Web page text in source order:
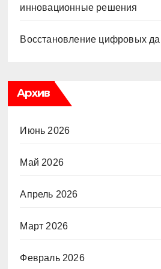
инновационные решения
Восстановление цифровых
Архив
Июнь 2026
Май 2026
Апрель 2026
Март 2026
Февраль 2026